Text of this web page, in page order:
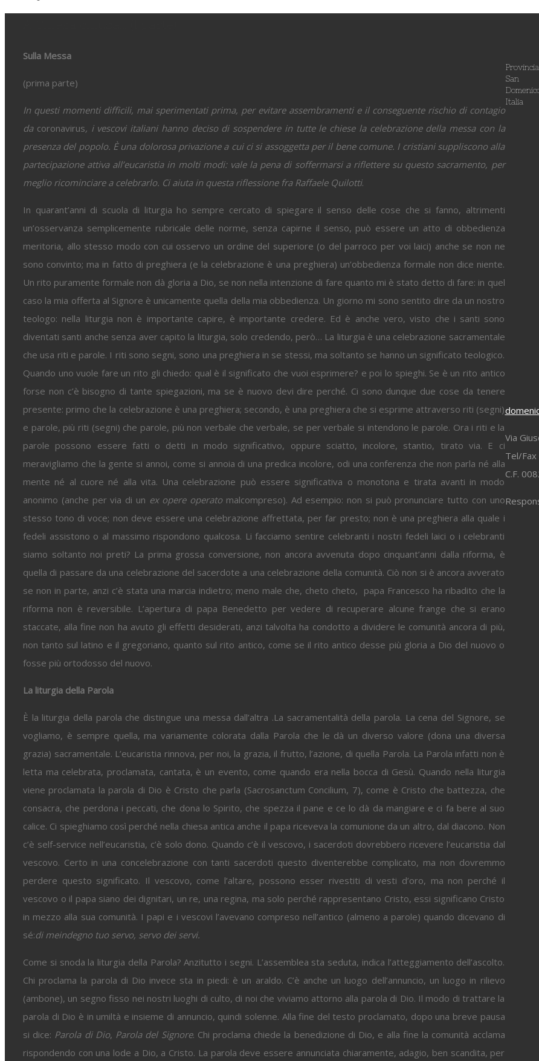
Larger
Sulla Messa
(prima parte)
In questi momenti difficili, mai sperimentati prima, per evitare assembramenti e il conseguente rischio di contagio
da coronavirus, i vescovi italiani hanno deciso di sospendere in tutte le chiese la celebrazione della messa con la
presenza del popolo. È una dolorosa privazione a cui ci si assoggetta per il bene comune. I cristiani suppliscono alla
partecipazione attiva all’eucaristia in molti modi: vale la pena di soffermarsi a riflettere su questo sacramento, per
meglio ricominciare a celebrarlo. Ci aiuta in questa riflessione fra Raffaele Quilotti.
In quarant’anni di scuola di liturgia ho sempre cercato di spiegare il senso delle cose che si fanno, altrimenti
un’osservanza semplicemente rubricale delle norme, senza capirne il senso, può essere un atto di obbedienza
meritoria, allo stesso modo con cui osservo un ordine del superiore (o del parroco per voi laici) anche se non ne
sono convinto; ma in fatto di preghiera (e la celebrazione è una preghiera) un’obbedienza formale non dice niente.
Un rito puramente formale non dà gloria a Dio, se non nella intenzione di fare quanto mi è stato detto di fare: in quel
caso la mia offerta al Signore è unicamente quella della mia obbedienza. Un giorno mi sono sentito dire da un nostro
teologo: nella liturgia non è importante capire, è importante credere. Ed è anche vero, visto che i santi sono
diventati santi anche senza aver capito la liturgia, solo credendo, però… La liturgia è una celebrazione sacramentale
che usa riti e parole. I riti sono segni, sono una preghiera in se stessi, ma soltanto se hanno un significato teologico.
Quando uno vuole fare un rito gli chiedo: qual è il significato che vuoi esprimere? e poi lo spieghi. Se è un rito antico
forse non c’è bisogno di tante spiegazioni, ma se è nuovo devi dire perché. Ci sono dunque due cose da tenere
presente: primo che la celebrazione è una preghiera; secondo, è una preghiera che si esprime attraverso riti (segni)
e parole, più riti (segni) che parole, più non verbale che verbale, se per verbale si intendono le parole. Ora i riti e la
parole possono essere fatti o detti in modo significativo, oppure sciatto, incolore, stantio, tirato via. E ci
meravigliamo che la gente si annoi, come si annoia di una predica incolore, odi una conferenza che non parla né alla
mente né al cuore né alla vita. Una celebrazione può essere significativa o monotona e tirata avanti in modo
anonimo (anche per via di un ex opere operatomalcompreso). Ad esempio: non si può pronunciare tutto con uno
stesso tono di voce; non deve essere una celebrazione affrettata, per far presto; non è una preghiera alla quale i
fedeli assistono o al massimo rispondono qualcosa. Li facciamo sentire celebranti i nostri fedeli laici o i celebranti
siamo soltanto noi preti? La prima grossa conversione, non ancora avvenuta dopo cinquant’anni dalla riforma, è
quella di passare da una celebrazione del sacerdote a una celebrazione della comunità. Ciò non si è ancora avverato
se non in parte, anzi c’è stata una marcia indietro; meno male che, cheto cheto, papa Francesco ha ribadito che la
riforma non è reversibile. L’apertura di papa Benedetto per vedere di recuperare alcune frange che si erano
staccate, alla fine non ha avuto gli effetti desiderati, anzi talvolta ha condotto a dividere le comunità ancora di più,
non tanto sul latino e il gregoriano, quanto sul rito antico, come se il rito antico desse più gloria a Dio del nuovo o
fosse più ortodosso del nuovo.
La liturgia della Parola
È la liturgia della parola che distingue una messa dall’altra .La sacramentalità della parola. La cena del Signore, se
vogliamo, è sempre quella, ma variamente colorata dalla Parola che le dà un diverso valore (dona una diversa
grazia) sacramentale. L’eucaristia rinnova, per noi, la grazia, il frutto, l’azione, di quella Parola. La Parola infatti non è
letta ma celebrata, proclamata, cantata, è un evento, come quando era nella bocca di Gesù. Quando nella liturgia
viene proclamata la parola di Dio è Cristo che parla (Sacrosanctum Concilium, 7), come è Cristo che battezza, che
consacra, che perdona i peccati, che dona lo Spirito, che spezza il pane e ce lo dà da mangiare e ci fa bere al suo
calice. Ci spieghiamo così perché nella chiesa antica anche il papa riceveva la comunione da un altro, dal diacono. Non
c’è self-service nell’eucaristia, c’è solo dono. Quando c’è il vescovo, i sacerdoti dovrebbero ricevere l’eucaristia dal
vescovo. Certo in una concelebrazione con tanti sacerdoti questo diventerebbe complicato, ma non dovremmo
perdere questo significato. Il vescovo, come l’altare, possono esser rivestiti di vesti d’oro, ma non perché il
vescovo o il papa siano dei dignitari, un re, una regina, ma solo perché rappresentano Cristo, essi significano Cristo
in mezzo alla sua comunità. I papi e i vescovi l’avevano compreso nell’antico (almeno a parole) quando dicevano di
sé:di meindegno tuo servo, servo dei servi.
Come si snoda la liturgia della Parola? Anzitutto i segni. L’assemblea sta seduta, indica l’atteggiamento dell’ascolto.
Chi proclama la parola di Dio invece sta in piedi: è un araldo. C’è anche un luogo dell’annuncio, un luogo in rilievo
(ambone), un segno fisso nei nostri luoghi di culto, di noi che viviamo attorno alla parola di Dio. Il modo di trattare la
parola di Dio è in umiltà e insieme di annuncio, quindi solenne. Alla fine del testo proclamato, dopo una breve pausa
si dice: Parola di Dio, Parola del Signore. Chi proclama chiede la benedizione di Dio, e alla fine la comunità acclama
rispondendo con una lode a Dio, a Cristo. La parola deve essere annunciata chiaramente, adagio, ben scandita, per
Provincia
San
Italia
Via
Tel/
C.F.